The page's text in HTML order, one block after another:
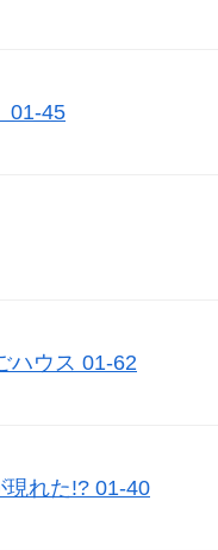
01-45
ハウス 01-62
現れた!? 01-40